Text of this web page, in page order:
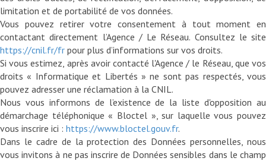
limitation et de portabilité de vos données.
Vous pouvez retirer votre consentement à tout moment en
contactant directement l’Agence / Le Réseau. Consultez le site
https://cnil.fr/fr pour plus d’informations sur vos droits.
Si vous estimez, après avoir contacté l'Agence / le Réseau, que vos
droits « Informatique et Libertés » ne sont pas respectés, vous
pouvez adresser une réclamation à la CNIL.
Nous vous informons de l’existence de la liste d'opposition au
démarchage téléphonique « Bloctel », sur laquelle vous pouvez
vous inscrire ici : https://www.bloctel.gouv.fr.
Dans le cadre de la protection des Données personnelles, nous
vous invitons à ne pas inscrire de Données sensibles dans le champ